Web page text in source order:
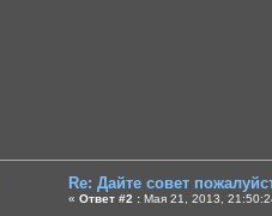
Re: Дайте совет
« Ответ #2 : Мая 21, 2013,